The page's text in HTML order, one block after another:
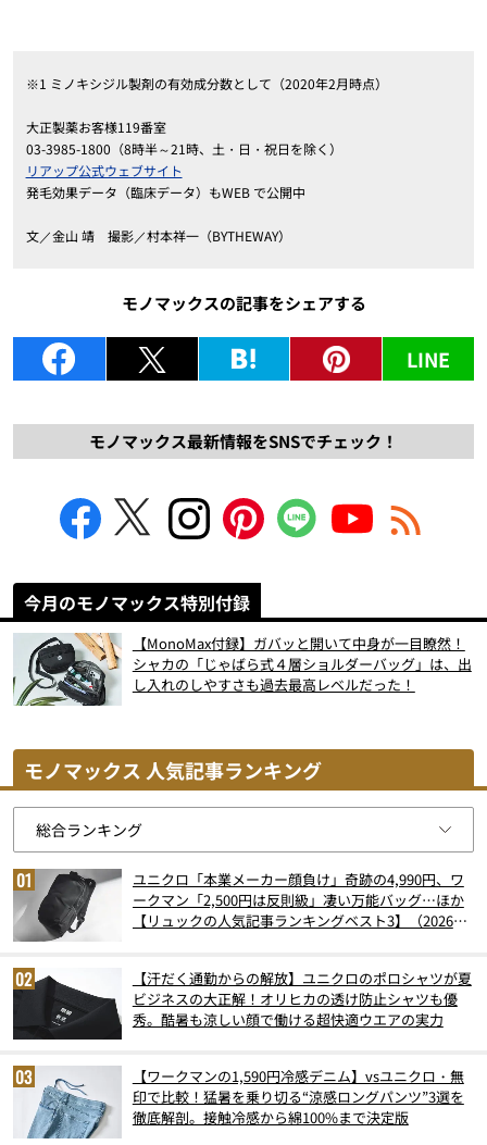
※1 ミノキシジル製剤の有効成分数として（2020年2月時点）
大正製薬お客様119番室
03-3985-1800（8時半～21時、土・日・祝日を除く）
リアップ公式ウェブサイト
発毛効果データ（臨床データ）もWEB で公開中
文／金山 靖 撮影／村本祥一（BYTHEWAY）
モノマックスの記事をシェアする
LINE
モノマックス最新情報をSNSでチェック！
今月のモノマックス特別付録
【MonoMax付録】ガバッと開いて中身が一目瞭然！
シャカの「じゃばら式４層ショルダーバッグ」は、出
し入れのしやすさも過去最高レベルだった！
モノマックス 人気記事ランキング
ユニクロ「本業メーカー顔負け」奇跡の4,990円、ワ
ークマン「2,500円は反則級」凄い万能バッグ…ほか
【リュックの人気記事ランキングベスト3】（2026年
【汗だく通勤からの解放】ユニクロのポロシャツが夏
ビジネスの大正解！オリヒカの透け防止シャツも優
秀。酷暑も涼しい顔で働ける超快適ウエアの実力
【ワークマンの1,590円冷感デニム】vsユニクロ・無
印で比較！猛暑を乗り切る“涼感ロングパンツ”3選を
徹底解剖。接触冷感から綿100%まで決定版